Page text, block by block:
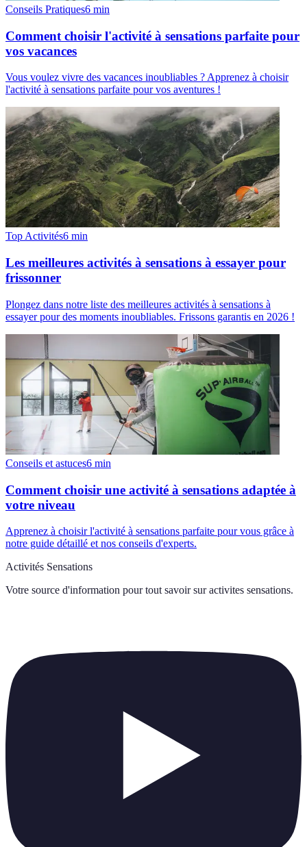
Conseils Pratiques6 min
Comment choisir l'activité à sensations parfaite pour
vos vacances
Vous voulez vivre des vacances inoubliables ? Apprenez à choisir
l'activité à sensations parfaite pour vos aventures !
Top Activités6 min
Les meilleures activités à sensations à essayer pour
frissonner
Plongez dans notre liste des meilleures activités à sensations à
essayer pour des moments inoubliables. Frissons garantis en 2026 !
Conseils et astuces6 min
Comment choisir une activité à sensations adaptée à
votre niveau
Apprenez à choisir l'activité à sensations parfaite pour vous grâce à
notre guide détaillé et nos conseils d'experts.
Activités Sensations
Votre source d'information pour tout savoir sur activites sensations.